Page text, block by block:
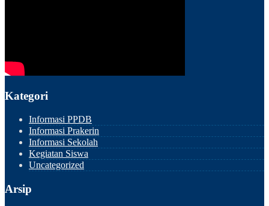
Kategori
Informasi PPDB
Informasi Prakerin
Informasi Sekolah
Kegiatan Siswa
Uncategorized
Arsip